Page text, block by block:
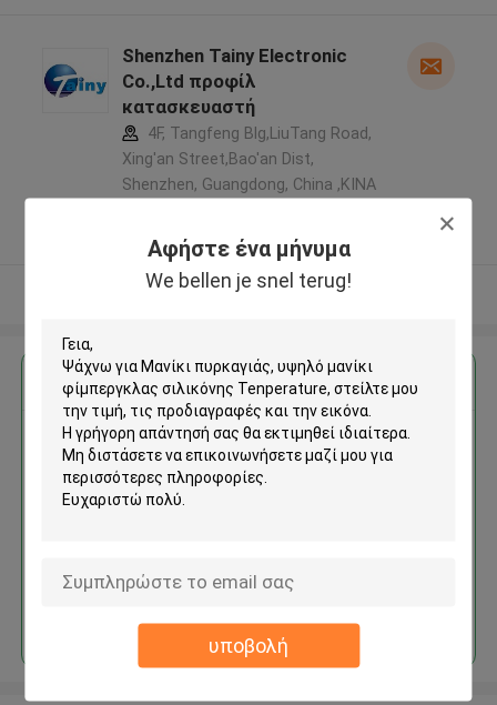
Αφήστε ένα μήνυμα
We bellen je snel terug!
υποβολή
Shenzhen Tainy Electronic
Co.,Ltd προφίλ
κατασκευαστή
4F, Tangfeng Blg,LiuTang Road,
Xing'an Street,Bao'an Dist,
Shenzhen, Guangdong, China ,ΚΙΝΑ
Ελεγχμένος προμηθευτής
Δείτε περισσότερων
Αποκτήστε την καλύτερη τιμή για
Μανίκι πυρκαγιάς, υψηλό
μανίκι φίμπεργκλας σιλικόνης